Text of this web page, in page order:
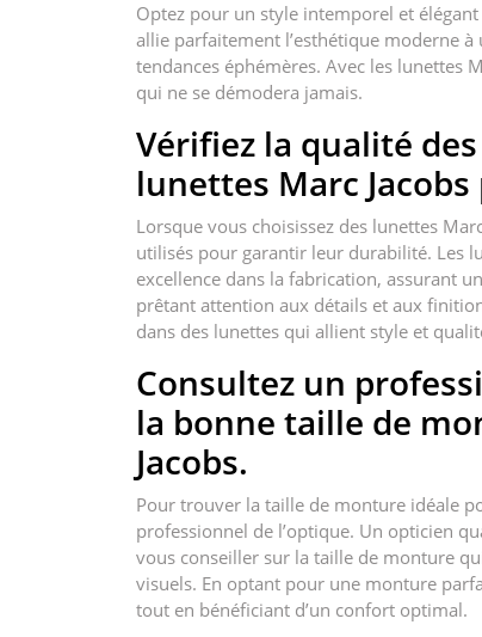
Optez pour un style intemporel et
allie parfaitement l’esthétique moderne
tendances éphémères. Avec les lunettes
qui ne se démodera jamais.
Vérifiez la qualité
lunettes Marc
Lorsque vous choisissez des lunettes
utilisés pour garantir leur durabilité. Les
excellence dans la fabrication, assurant
prêtant attention aux détails et aux
dans des lunettes qui allient style et
Consultez un
la bonne taille de
Jacobs.
Pour trouver la taille de monture idéale
professionnel de l’optique. Un opticien
vous conseiller sur la taille de monture
visuels. En optant pour une monture
tout en bénéficiant d’un confort optimal.